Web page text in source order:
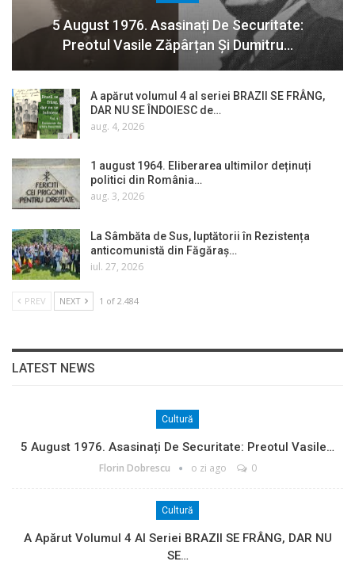
5 August 1976. Asasinați De Securitate:
Preotul Vasile Zăpârțan Și Dumitru…
A apărut volumul 4 al seriei BRAZII SE FRÂNG,
DAR NU SE ÎNDOIESC de…
aug. 4, 2026
1 august 1964. Eliberarea ultimilor deținuți
politici din România…
aug. 3, 2026
La Sâmbăta de Sus, luptătorii în Rezistența
anticomunistă din Făgăraș…
iul. 27, 2026
PREV NEXT 1 of 2.484
LATEST NEWS
Cultură
5 August 1976. Asasinați De Securitate: Preotul Vasile…
Florin Dobrescu o zi ago 0
Cultură
A Apărut Volumul 4 Al Seriei BRAZII SE FRÂNG, DAR NU
SE…